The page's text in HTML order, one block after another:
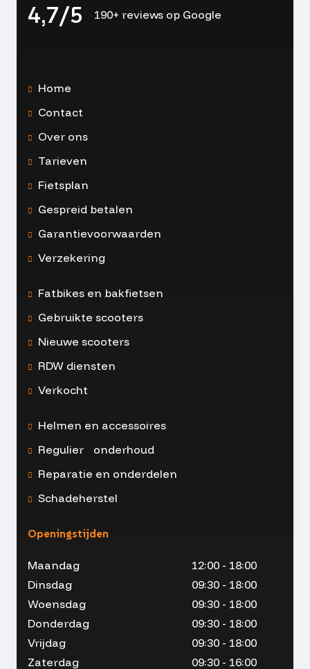
4,7/5 190+ reviews op Google
Home
Contact
Over ons
Tarieven
Fietsplan
Gespreid betalen
Garantievoorwaarden
Verzekering
Fatbikes en bakfietsen
Gebruikte scooters
Nieuwe scooters
RDW diensten
Verkocht
Helmen en accessoires
Regulier onderhoud
Reparatie en onderdelen
Schadeherstel
Openingstijden
Maandag
12:00 - 18:00
Dinsdag
09:30 - 18:00
Woensdag
09:30 - 18:00
Donderdag
09:30 - 18:00
Vrijdag
09:30 - 18:00
Zaterdag
09:30 - 16:00